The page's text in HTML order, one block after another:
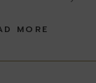
MORE